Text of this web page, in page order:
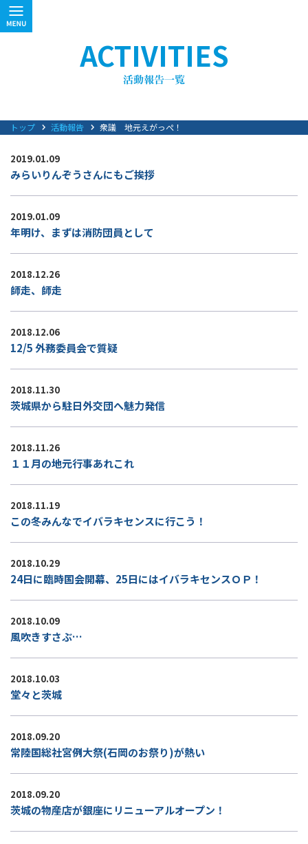
ACTIVITIES
トップ 活動報告 衆議 地元えがっぺ！
2019.01.09
みらいりんぞうさんにもご挨拶
2019.01.09
年明け、まずは消防団員として
2018.12.26
師走、師走
2018.12.06
12/5 外務委員会で質疑
2018.11.30
茨城県から駐日外交団へ魅力発信
2018.11.26
１１月の地元行事あれこれ
2018.11.19
この冬みんなでイバラキセンスに行こう！
2018.10.29
24日に臨時国会開幕、25日にはイバラキセンスＯＰ！
2018.10.09
風吹きすさぶ…
2018.10.03
堂々と茨城
2018.09.20
常陸国総社宮例大祭(石岡のお祭り)が熱い
2018.09.20
茨城の物産店が銀座にリニューアルオープン！